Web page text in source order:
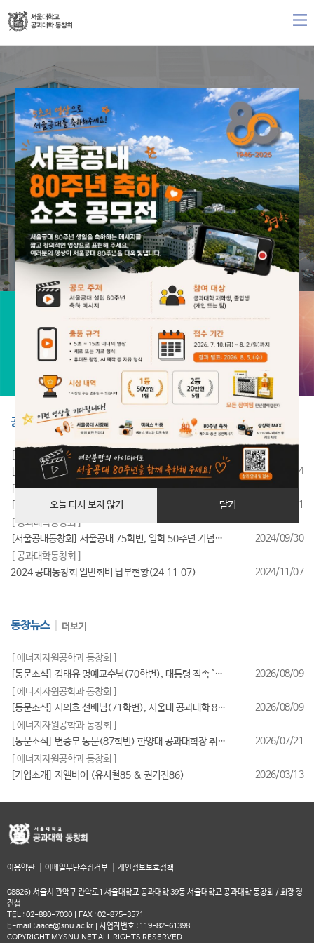
오늘 다시 보지 않기 닫기
공지사항 더보기
[ 공과대학동창회 ]
[서울공대동창회] 서울공대 85학번, 입학 40주년 기념행사 성료
2025/07/24
[ 공과대학동창회 ]
[서울공대동창회] 서울공대 95학번, 입학 30주년 기념행사 성료
2025/07/11
[ 공과대학동창회 ]
[서울공대동창회] 서울공대 75학번, 입학 50주년 기념행사 성료
2024/09/30
[ 공과대학동창회 ]
2024 공대동창회 일반회비 납부현황(24.11.07)
2024/11/07
동창뉴스 더보기
[ 에너지자원공학과 동창회 ]
[동문소식] 김태유 명예교수님(70학번), 대통령 직속 `규제합리화위원회 부위원장` 위촉
2026/08/09
[ 에너지자원공학과 동창회 ]
[동문소식] 서의호 선배님(71학번), 서울대 공과대학 80주년 기념 쇼츠(Shorts) 공모전 `2등` 수상!
2026/08/09
[ 에너지자원공학과 동창회 ]
[동문소식] 변중무 동문(87학번) 한양대 공과대학장 취임(2026/7/1일자)
2026/07/21
[ 에너지자원공학과 동창회 ]
[기업소개] 지엘비이 (유시철85 & 권기진86)
2026/03/13
이용약관 이메일무단수집거부 개인정보보호정책
08826) 서울시 관악구 관악로1 서울대학교 공과대학 39동 서울대학교 공과대학 동창회 / 회장 정
진섭
TEL : 02-880-7030 | FAX : 02-875-3571
E-mail : aace@snu.ac.kr | 사업자번호 : 119-82-61398
COPYRIGHT MYSNU.NET ALL RIGHTS RESERVED